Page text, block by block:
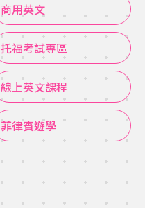
商用英文
托福考試專區
線上英文課程
菲律賓遊學